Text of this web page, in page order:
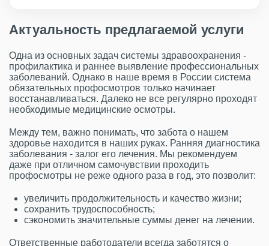
Актуальность предлагаемой услуги
Одна из основных задач системы здравоохранения -
профилактика и раннее выявление профессиональных
заболеваний. Однако в наше время в России система
обязательных профосмотров только начинает
восстанавливаться. Далеко не все регулярно проходят
необходимые медицинские осмотры.
Между тем, важно понимать, что забота о нашем
здоровье находится в наших руках. Ранняя диагностика
заболевания - залог его лечения. Мы рекомендуем
даже при отличном самочувствии проходить
профосмотры не реже одного раза в год, это позволит:
увеличить продолжительность и качество жизни;
сохранить трудоспособность;
сэкономить значительные суммы денег на лечении.
Ответственные работодатели всегда заботятся о